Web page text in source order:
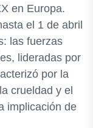
en Europa.
el 1 de abril
las fuerzas
lideradas por
por la
crueldad y el
implicación de